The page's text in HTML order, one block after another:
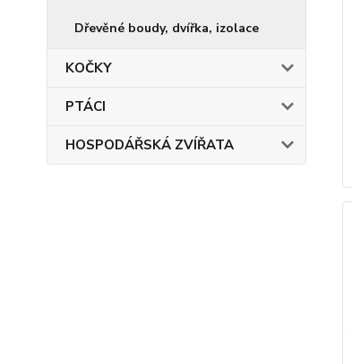
Dřevěné boudy, dvířka, izolace
KOČKY
PTÁCI
HOSPODÁŘSKÁ ZVÍŘATA